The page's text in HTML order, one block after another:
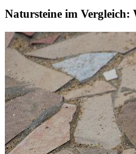
Natursteine im